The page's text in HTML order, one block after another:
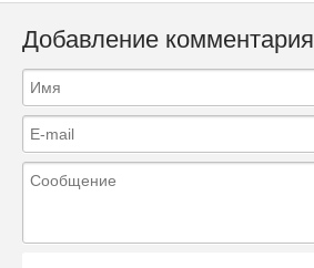
Добавление комментария